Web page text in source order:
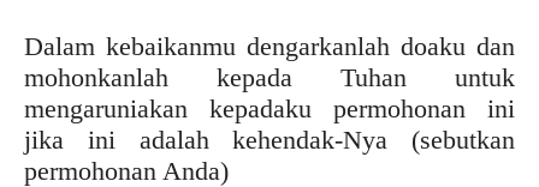
Dalam kebaikanmu dengarkanlah doaku dan
mohonkanlah kepada Tuhan untuk
mengaruniakan kepadaku permohonan ini
jika ini adalah kehendak-Nya (sebutkan
permohonan Anda)